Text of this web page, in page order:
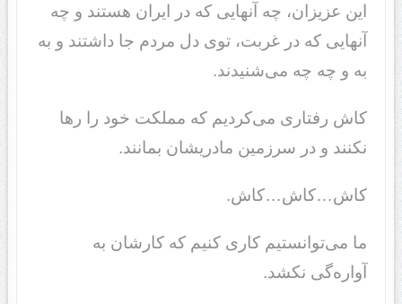
این عزیزان، چه آنهایی که در ایران هستند و چه
آنهایی که در غربت، توی دل مردم جا داشتند و به
به و چه چه می‌شنیدند.
کاش رفتاری می‌کردیم که مملکت خود را رها
نکنند و در سرزمین مادریشان بمانند.
کاش…کاش…کاش.
ما می‌توانستیم کاری کنیم که کارشان به
آواره‌گی نکشد.